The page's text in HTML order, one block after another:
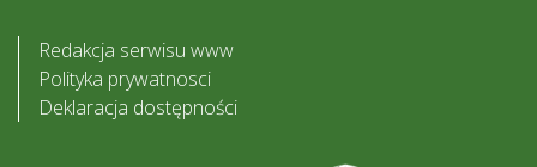
Redakcja serwisu www
Polityka prywatnosci
Deklaracja dostępności